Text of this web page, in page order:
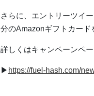
さらに、エントリーツイ
分のAmazonギフトカード
詳しくはキャンペーンペ
▶︎ https://fuel-hash.com/